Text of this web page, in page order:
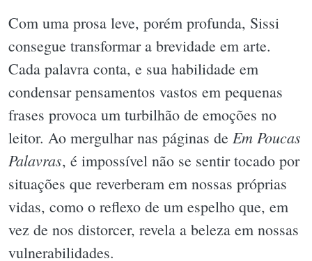
Com uma prosa leve, porém profunda, Sissi
consegue transformar a brevidade em arte.
Cada palavra conta, e sua habilidade em
condensar pensamentos vastos em pequenas
frases provoca um turbilhão de emoções no
leitor. Ao mergulhar nas páginas de Em Poucas
Palavras, é impossível não se sentir tocado por
situações que reverberam em nossas próprias
vidas, como o reflexo de um espelho que, em
vez de nos distorcer, revela a beleza em nossas
vulnerabilidades.